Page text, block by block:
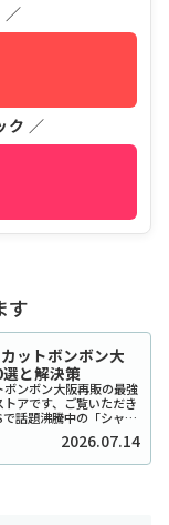
／
ク ／
す
ットボンボン大
と解決策
ボンボン大阪再販の最強
アです、ご覧いただき
話題沸騰中の「シャイ
阪でも探し回っている方
年現在もそ...2026.07.14